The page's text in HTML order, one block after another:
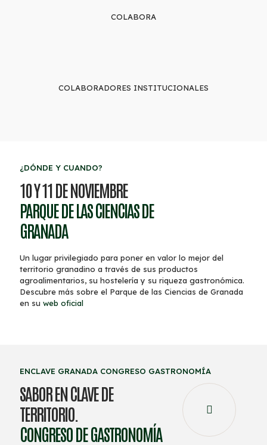
COLABORA
COLABORADORES INSTITUCIONALES
¿DÓNDE Y CUANDO?
10 Y 11 DE NOVIEMBRE
PARQUE DE LAS CIENCIAS DE
GRANADA
Un lugar privilegiado para poner en valor lo mejor del
territorio granadino a través de sus productos
agroalimentarios, su hostelería y su riqueza gastronómica.
Descubre más sobre el Parque de las Ciencias de Granada
en su web oficial
ENCLAVE GRANADA CONGRESO GASTRONOMÍA
SABOR EN CLAVE DE
TERRITORIO.
CONGRESO DE GASTRONOMÍA